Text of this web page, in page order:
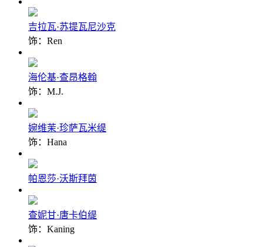
吉拉瓦·苏提瓦尼沙克
饰：Ren
海伦基·查昂格翰
饰：M.J.
婉维茉·珍萨瓦米缇
饰：Hana
帕恩莎·沃斯拜茵
查妮甘·唐卡伯缇
饰：Kaning